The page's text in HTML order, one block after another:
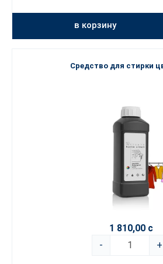
в корзину
Средство для стирки
1 810,00 с
-
+